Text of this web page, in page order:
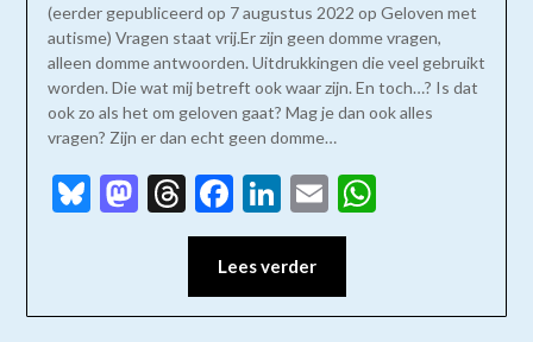
(eerder gepubliceerd op 7 augustus 2022 op Geloven met
autisme) Vragen staat vrij.Er zijn geen domme vragen,
alleen domme antwoorden. Uitdrukkingen die veel gebruikt
worden. Die wat mij betreft ook waar zijn. En toch…? Is dat
ook zo als het om geloven gaat? Mag je dan ook alles
vragen? Zijn er dan echt geen domme…
Bluesky
Mastodon
Threads
Facebook
LinkedIn
Email
Lees verder